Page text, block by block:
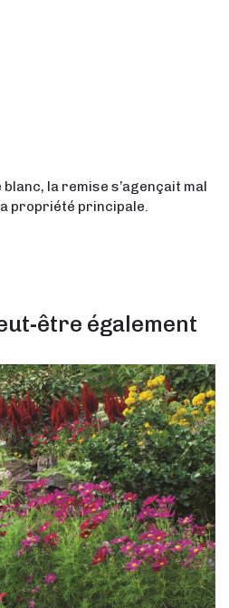
la remise s’agençait mal
propriété principale.
être également